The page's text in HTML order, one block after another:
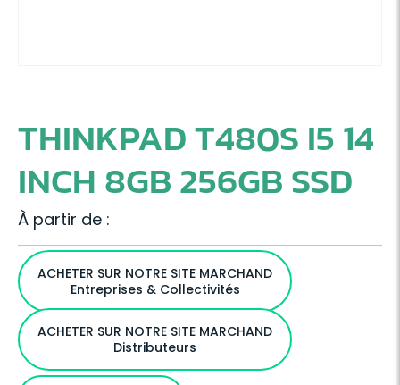
THINKPAD T480S I5 14
INCH 8GB 256GB SSD
À partir de :
ACHETER SUR NOTRE SITE MARCHAND
Entreprises & Collectivités
ACHETER SUR NOTRE SITE MARCHAND
Distributeurs